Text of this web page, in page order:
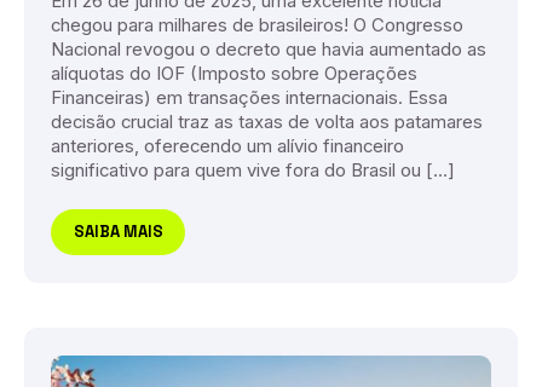
chegou para milhares de brasileiros! O Congresso
Nacional revogou o decreto que havia aumentado as
alíquotas do IOF (Imposto sobre Operações
Financeiras) em transações internacionais. Essa
decisão crucial traz as taxas de volta aos patamares
anteriores, oferecendo um alívio financeiro
significativo para quem vive fora do Brasil ou […]
SAIBA MAIS